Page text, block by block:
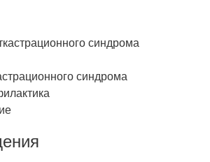
синдрома
синдрома